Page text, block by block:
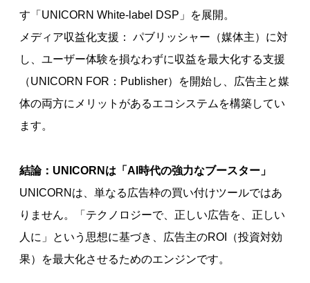
す「UNICORN White-label DSP」を展開。
メディア収益化支援： パブリッシャー（媒体主）に対
し、ユーザー体験を損なわずに収益を最大化する支援
（UNICORN FOR：Publisher）を開始し、広告主と媒
体の両方にメリットがあるエコシステムを構築してい
ます。
結論：UNICORNは「AI時代の強力なブースター」
UNICORNは、単なる広告枠の買い付けツールではあ
りません。「テクノロジーで、正しい広告を、正しい
人に」という思想に基づき、広告主のROI（投資対効
果）を最大化させるためのエンジンです。